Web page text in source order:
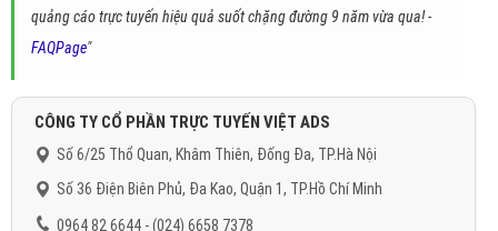
quảng cáo trực tuyến hiệu quả suốt chặng đường 9 năm vừa qua! -
FAQPage"
CÔNG TY CỔ PHẦN TRỰC TUYẾN VIỆT ADS
Số 6/25 Thổ Quan, Khâm Thiên, Đống Đa, TP.Hà Nội
Số 36 Điện Biên Phủ, Đa Kao, Quận 1, TP.Hồ Chí Minh
0964 82 6644 - (024) 6658 7378